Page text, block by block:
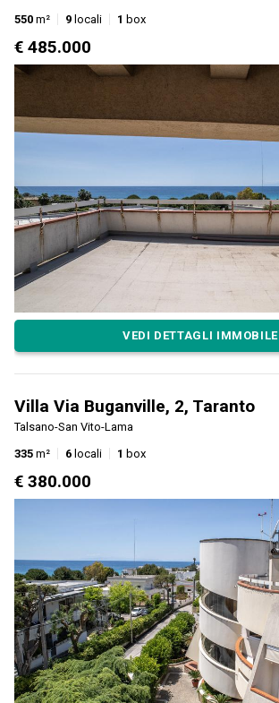
550 m² 9 locali 1 box
€ 485.000
VEDI DETTAGLI IMMOBILE
Villa Via Buganville, 2, Taranto
Talsano-San Vito-Lama
335 m² 6 locali 1 box
€ 380.000